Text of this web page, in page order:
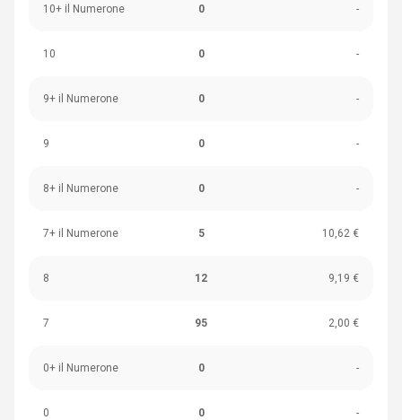
10+ il Numerone 0 -
10 0 -
9+ il Numerone 0 -
9 0 -
8+ il Numerone 0 -
7+ il Numerone 5 10,62 €
8 12 9,19 €
7 95 2,00 €
0+ il Numerone 0 -
0 0 -